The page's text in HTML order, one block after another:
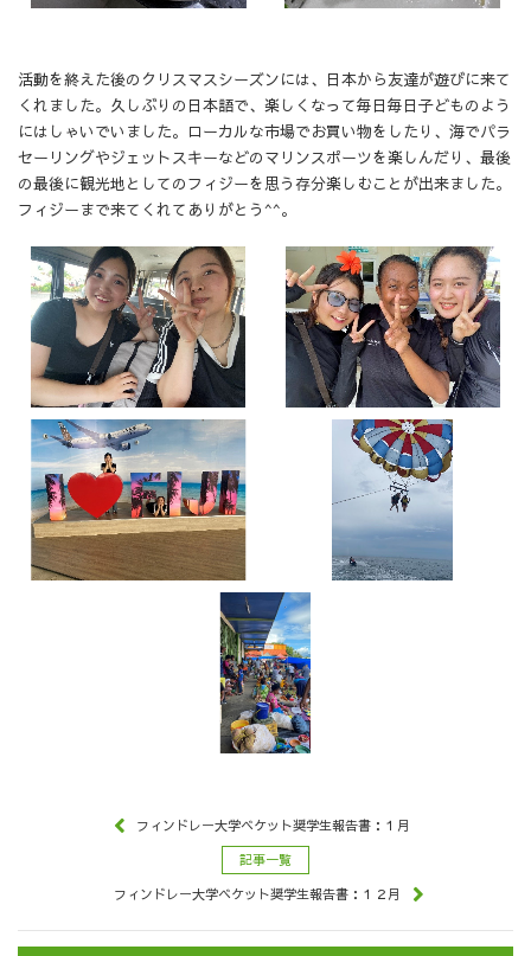
活動を終えた後のクリスマスシーズンには、日本から友達が遊びに来て
くれました。久しぶりの日本語で、楽しくなって毎日毎日子どものよう
にはしゃいでいました。ローカルな市場でお買い物をしたり、海でパラ
セーリングやジェットスキーなどのマリンスポーツを楽しんだり、最後
の最後に観光地としてのフィジーを思う存分楽しむことが出来ました。
フィジーまで来てくれてありがとう^^。
フィンドレー大学ベケット奨学生報告書：１月
記事一覧
フィンドレー大学ベケット奨学生報告書：１２月